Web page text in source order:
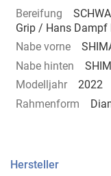
Bereifung
Grip / Hans Dampf
Nabe vorne
Nabe hinten
Modelljahr
2022
Rahmenform
Hersteller